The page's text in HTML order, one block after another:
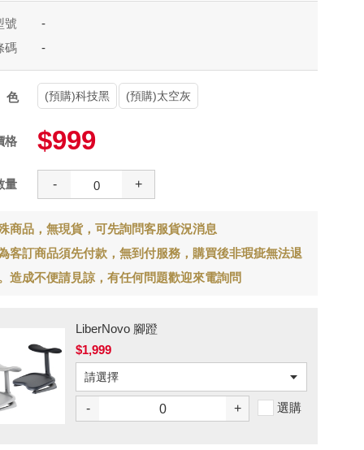
號
-
碼
-
色 (預購)科技黑 (預購)太空灰
格 $999
量 - +
商品，無現貨，可先詢問客服貨況消息
客訂商品須先付款，無到付服務，購買後非瑕疵無法退
造成不便請見諒，有任何問題歡迎來電詢問
LiberNovo 腳蹬
$1,999
- + 選購